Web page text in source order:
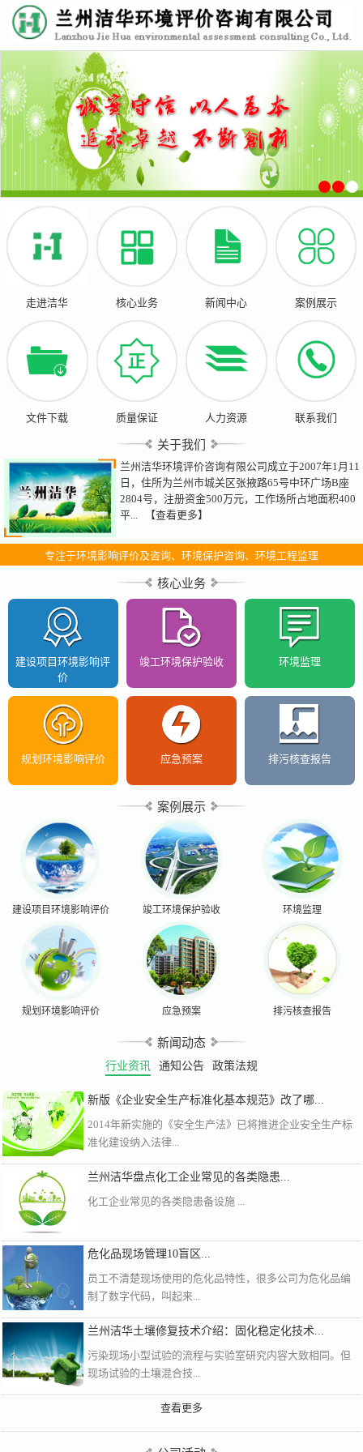
走进洁华 核心业务 新闻中心 案例展示
文件下载 质量保证 人力资源 联系我们
关于我们
兰州洁华环境评价咨询有限公司成立于2007年1月11
日，住所为兰州市城关区张掖路65号中环广场B座
2804号，注册资金500万元，工作场所占地面积400
平...
【查看更多】
专注于环境影响评价及咨询、环境保护咨询、环境工程监理
核心业务
建设项目环境影响评
价
竣工环境保护验收 环境监理
规划环境影响评价 应急预案 排污核查报告
案例展示
建设项目环境影响评价 竣工环境保护验收 环境监理
规划环境影响评价 应急预案 排污核查报告
新闻动态
行业资讯 通知公告 政策法规
新版《企业安全生产标准化基本规范》改了哪...
2014年新实施的《安全生产法》已将推进企业安全生产标
准化建设纳入法律...
兰州洁华盘点化工企业常见的各类隐患...
化工企业常见的各类隐患备设施 ...
危化品现场管理10盲区...
员工不清楚现场使用的危化品特性，很多公司为危化品编
制了数字代码，叫起来...
兰州洁华土壤修复技术介绍：固化稳定化技术...
污染现场小型试验的流程与实验室研究内容大致相同。但
现场试验的土壤混合技...
查看更多